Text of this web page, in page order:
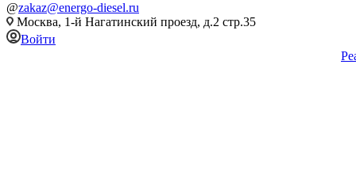
@zakaz@energo-diesel.ru
Москва, 1-й Нагатинский проезд, д.2 стр.35
Войти